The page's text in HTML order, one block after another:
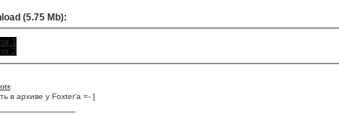
(5.75 Mb):
1
2
в архиве у Foxter'a =- ]